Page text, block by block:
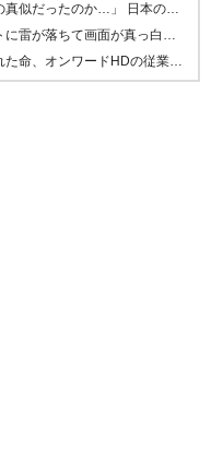
戸最強！ヴィッセ
ヴィッセル神戸最
土) 20:59:21.04 ID:7Icz0v8m0
たけど割とチームで守備出来
海外「全部日本の真似だったのか…」 日本の普通のテレビ…
上昇中のロケットに雷が落ちて画面が真っ白に「ロケット…
熊本地震で失われた命、オンワードHDの従業員に何が起き…